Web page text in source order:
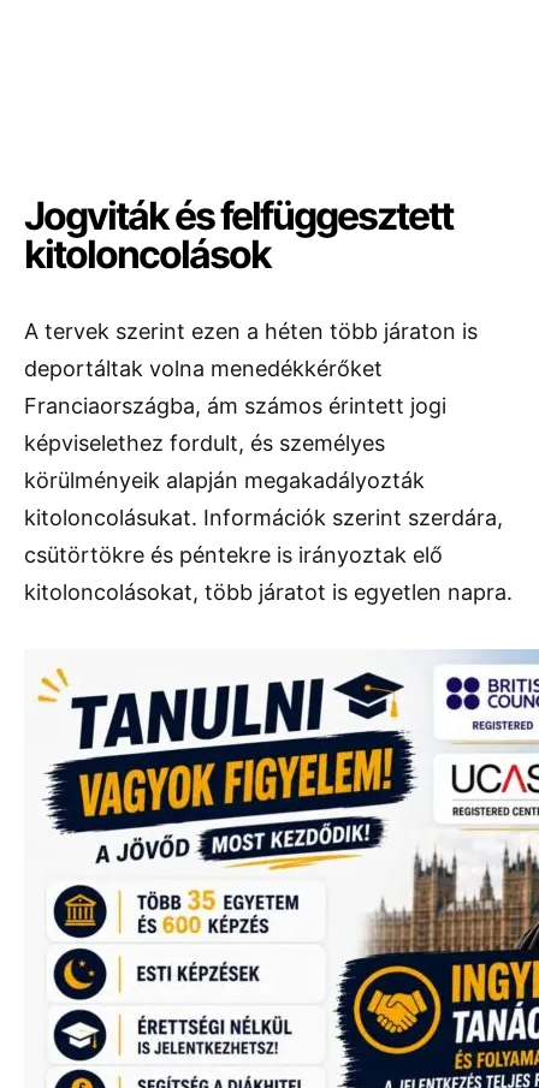
Jogviták és felfüggesztett
kitoloncolások
A tervek szerint ezen a héten több járaton is
deportáltak volna menedékkérőket
Franciaországba, ám számos érintett jogi
képviselethez fordult, és személyes
körülményeik alapján megakadályozták
kitoloncolásukat. Információk szerint szerdára,
csütörtökre és péntekre is irányoztak elő
kitoloncolásokat, több járatot is egyetlen napra.